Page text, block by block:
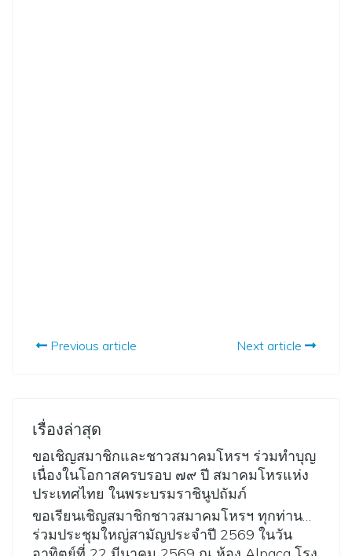
Previous article Next article
เรื่องล่าสุด
ขอเชิญสมาชิกและชาวสมาคมโหรฯ ร่วมทำบุญ
เนื่องในโอกาสครบรอบ ๗๙ ปี สมาคมโหรแห่ง
ประเทศไทย ในพระบรมราชินูปถัมภ์
ขอเรียนเชิญสมาชิกชาวสมาคมโหรฯ ทุกท่าน…
ร่วมประชุมใหญ่สามัญประจำปี 2569 ในวัน